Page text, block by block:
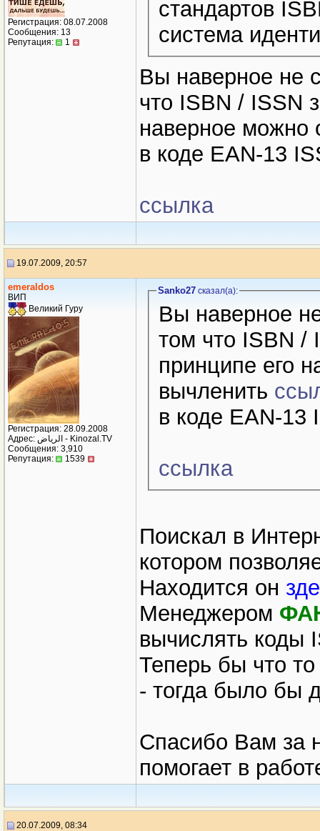
Регистрация: 08.07.2008
Сообщения: 13
Репутация:
1
стандартов
система
Вы наверное не
что ISBN / ISSN
наверное можно
в коде EAN-13
ссылка
19.07.2009, 20:57
emeraldos
ВИП
Великий Гуру
Регистрация: 28.09.2008
Адрес: الرياض - Kinozal.TV
Сообщения: 3,910
Репутация:
1539
Sanko27сказал(a):
Вы наверное
том что ISBN /
принципе его
вычленить
в коде EAN-13
ссылка
Поискал в
котором
Находится он
Менеджером
вычислять коды
Теперь бы что
- тогда было бы
Спасибо Вам за
помогает в
20.07.2009, 08:34